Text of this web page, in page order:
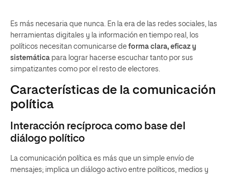
Es más necesaria que nunca. En la era de las redes sociales, las
herramientas digitales y la información en tiempo real, los
políticos necesitan comunicarse de forma clara, eficaz y
sistemática para lograr hacerse escuchar tanto por sus
simpatizantes como por el resto de electores.
Características de la comunicación
política
Interacción recíproca como base del
diálogo político
La comunicación política es más que un simple envío de
mensajes; implica un diálogo activo entre políticos, medios y